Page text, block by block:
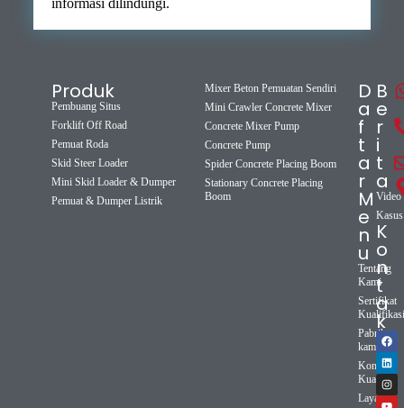
informasi dilindungi.
Produk
Pembuang Situs
Forklift Off Road
Pemuat Roda
Skid Steer Loader
Mini Skid Loader & Dumper
Pemuat & Dumper Listrik
Mixer Beton Pemuatan Sendiri
Mini Crawler Concrete Mixer
Concrete Mixer Pump
Concrete Pump
Spider Concrete Placing Boom
Stationary Concrete Placing
Boom
D
a
f
t
a
r
M
e
n
u
Tentang
Kami
Sertifikat
Kualifikasi
Pabrik
kami
Kontrol
Kualitas
Layanan
B
e
r
i
t
a
Video
Kasus
K
o
n
t
a
k